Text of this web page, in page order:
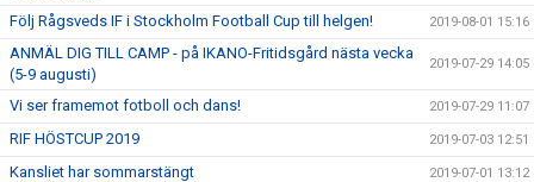
Följ Rågsveds IF i Stockholm Football Cup till helgen! 2019-08-01 15:16
ANMÄL DIG TILL CAMP - på IKANO-Fritidsgård nästa vecka
(5-9 augusti)
2019-07-29 14:05
Vi ser framemot fotboll och dans! 2019-07-29 11:07
RIF HÖSTCUP 2019 2019-07-03 12:51
Kansliet har sommarstängt 2019-07-01 13:12